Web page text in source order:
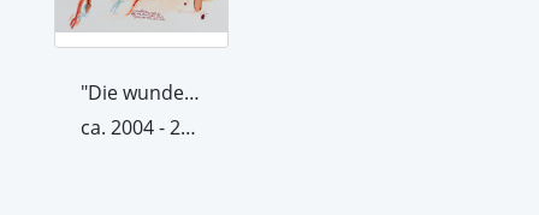
"Die wundersame Welt ...", 2004/05
ca. 2004 - 2005